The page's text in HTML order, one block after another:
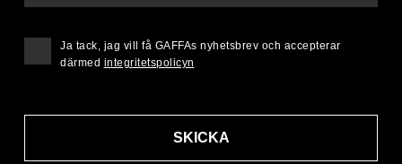
SKICKA
Ja tack, jag vill få GAFFAs nyhetsbrev och accepterar
därmed integritetspolicyn